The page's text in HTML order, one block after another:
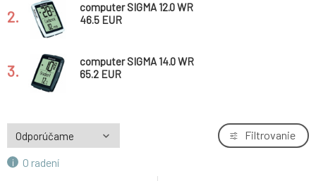
2.
computer SIGMA 12.0 WR
46.5 EUR
3.
computer SIGMA 14.0 WR
65.2 EUR
O radení
Filtrovanie